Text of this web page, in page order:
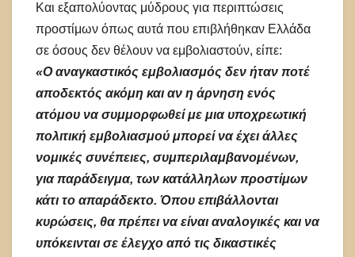
Και εξαπολύοντας μύδρους για περιπτώσεις
προστίμων όπως αυτά που επιβλήθηκαν Ελλάδα
σε όσους δεν θέλουν να εμβολιαστούν, είπε:
«Ο αναγκαστικός εμβολιασμός δεν ήταν ποτέ
αποδεκτός ακόμη και αν η άρνηση ενός
ατόμου να συμμορφωθεί με μια υποχρεωτική
πολιτική εμβολιασμού μπορεί να έχει άλλες
νομικές συνέπειες, συμπεριλαμβανομένων,
για παράδειγμα, των κατάλληλων προστίμων
κάτι το απαράδεκτο. Όπου επιβάλλονται
κυρώσεις, θα πρέπει να είναι αναλογικές και να
υπόκεινται σε έλεγχο από τις δικαστικές